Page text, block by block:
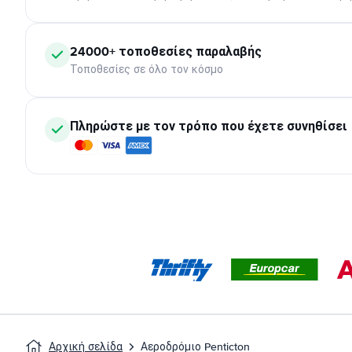
24000+ τοποθεσίες παραλαβής
Τοποθεσίες σε όλο τον κόσμο
Πληρώστε με τον τρόπο που έχετε συνηθίσει
Αρχική σελίδα Αεροδρόμιο Penticton